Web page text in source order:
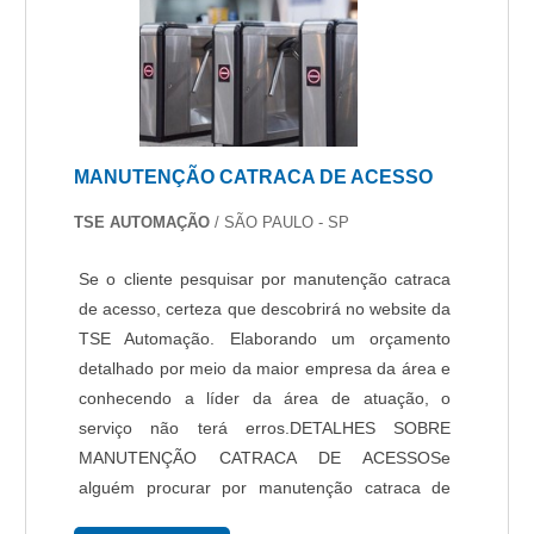
comprometida com os serviços e altamente
qualificada para a produção dos equipamentos,
qualificações construídas pelo fato de a empresa
focar suas ações no resultado final, tendo
escritório de alta qualidade onde são realizadas
de segurança eletrônica. Tudo isso, somado a
uma equipe multidisciplinar de consultores
no segmento, garante o sucesso de cada cliente
de ponta a ponta..
MANUTENÇÃO CATRACA DE ACESSO
TSE AUTOMAÇÃO / SÃO PAULO - SP
Se o cliente pesquisar por manutenção catraca
de acesso, certeza que descobrirá no website da
TSE Automação. Elaborando um orçamento
detalhado por meio da maior empresa da área e
conhecendo a líder da área de atuação, o
serviço não terá erros.DETALHES SOBRE
MANUTENÇÃO CATRACA DE ACESSOSe
alguém procurar por manutenção catraca de